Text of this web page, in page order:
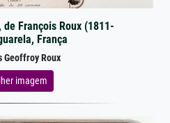
François Roux (1811-
França
Geoffroy Roux
imagem